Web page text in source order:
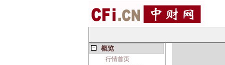
概览
行情首页